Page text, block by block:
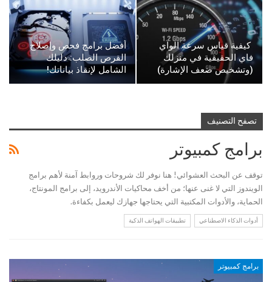
كيفية قياس سرعة الواي
فاي الحقيقية في منزلك
(وتشخيص ضعف الإشارة)
أفضل برامج فحص وإصلاح
القرص الصلب: دليلك
الشامل لإنقاذ بياناتك!
تصفح التصنيف
برامج كمبيوتر
توقف عن البحث العشوائي! هنا نوفر لك شروحات وروابط آمنة لأهم برامج
الويندوز التي لا غنى عنها؛ من أخف محاكيات الأندرويد، إلى برامج المونتاج،
الحماية، والأدوات المكتبية التي يحتاجها جهازك ليعمل بكفاءة.
أدوات الذكاء الاصطناعي تطبيقات الهواتف الذكية
برامج كمبيوتر